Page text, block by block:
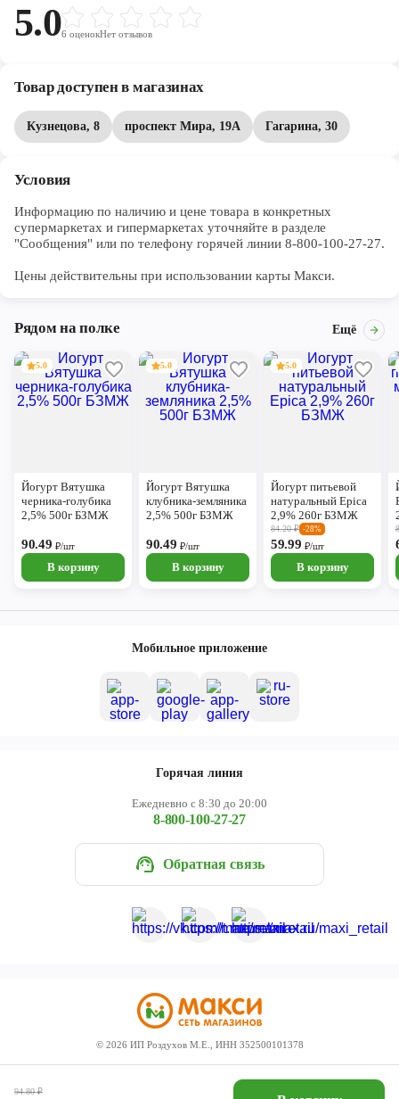
94.80₽
5.06 оценокНет отзывов
Товар доступен в магазинах
Кузнецова, 8 проспект Мира, 19А Гагарина, 30
Условия
Информацию по наличию и цене товара в конкретных
супермаркетах и гипермаркетах уточняйте в разделе
"Сообщения" или по телефону горячей линии 8-800-100-27-27.
Цены действительны при использовании карты Макси.
Рядом на полке Ещё
5.0
Йогурт Вятушка
черника-голубика
2,5% 500г БЗМЖ
90.49₽/шт
В корзину
5.0
Йогурт Вятушка
клубника-земляника
2,5% 500г БЗМЖ
90.49₽/шт
В корзину
5.0
Йогурт питьевой
натуральный Epica
2,9% 260г БЗМЖ
84.20₽ -28%
59.99₽/шт
В корзину
Мобильное приложение
Горячая линия
Ежедневно с 8:30 до 20:00
8-800-100-27-27
Обратная связь
© 2026 ИП Роздухов М.Е., ИНН 352500101378